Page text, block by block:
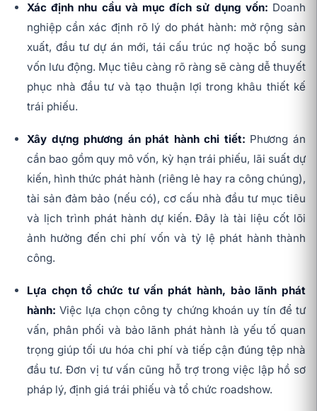
Xác định nhu cầu và mục đích sử dụng vốn: Doanh
nghiệp cần xác định rõ lý do phát hành: mở rộng sản
xuất, đầu tư dự án mới, tái cấu trúc nợ hoặc bổ sung
vốn lưu động. Mục tiêu càng rõ ràng sẽ càng dễ thuyết
phục nhà đầu tư và tạo thuận lợi trong khâu thiết kế
trái phiếu.
Xây dựng phương án phát hành chi tiết: Phương án
cần bao gồm quy mô vốn, kỳ hạn trái phiếu, lãi suất dự
kiến, hình thức phát hành (riêng lẻ hay ra công chúng),
tài sản đảm bảo (nếu có), cơ cấu nhà đầu tư mục tiêu
và lịch trình phát hành dự kiến. Đây là tài liệu cốt lõi
ảnh hưởng đến chi phí vốn và tỷ lệ phát hành thành
công.
Lựa chọn tổ chức tư vấn phát hành, bảo lãnh phát
hành: Việc lựa chọn công ty chứng khoán uy tín để tư
vấn, phân phối và bảo lãnh phát hành là yếu tố quan
trọng giúp tối ưu hóa chi phí và tiếp cận đúng tệp nhà
đầu tư. Đơn vị tư vấn cũng hỗ trợ trong việc lập hồ sơ
pháp lý, định giá trái phiếu và tổ chức roadshow.